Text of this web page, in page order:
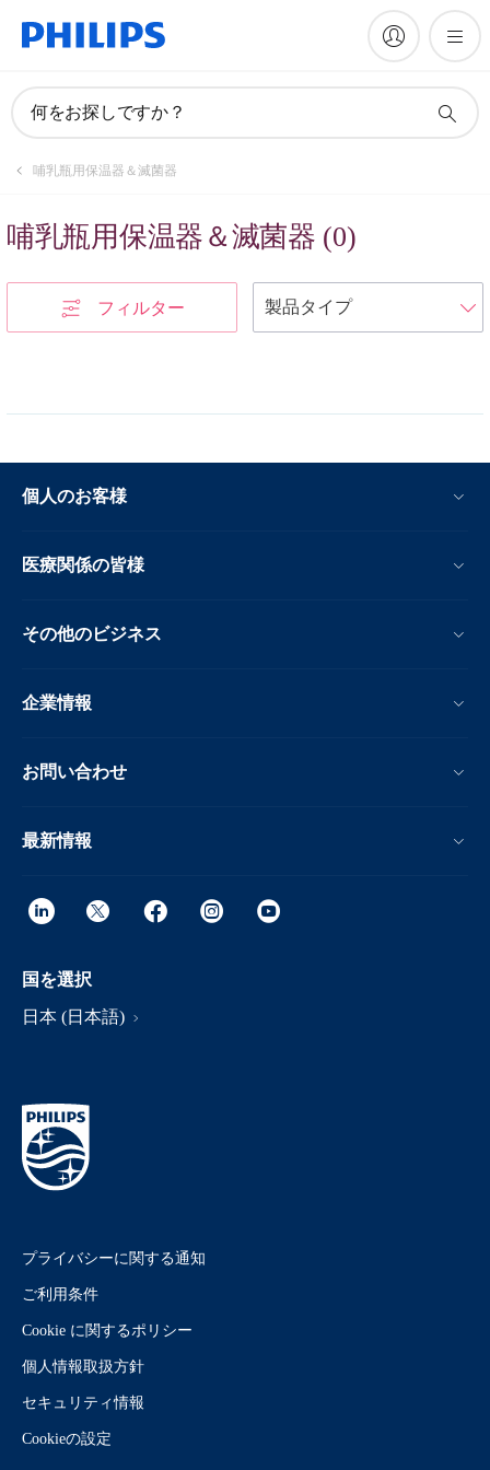
何をお探しですか？
哺乳瓶用保温器＆滅菌器
哺乳瓶用保温器＆滅菌器 (0)
フィルター
個人のお客様
医療関係の皆様
その他のビジネス
企業情報
お問い合わせ
最新情報
国を選択
日本 (日本語)
プライバシーに関する通知
ご利用条件
Cookie に関するポリシー
個人情報取扱方針
セキュリティ情報
Cookieの設定